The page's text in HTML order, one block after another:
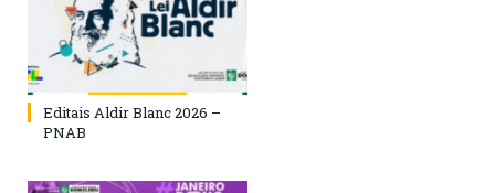
Editais Aldir Blanc 2026 –
PNAB